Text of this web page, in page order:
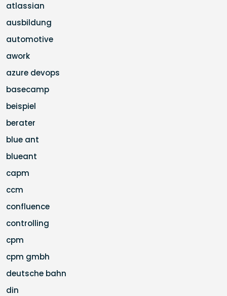
atlassian
ausbildung
automotive
awork
azure devops
basecamp
beispiel
berater
blue ant
blueant
capm
ccm
confluence
controlling
cpm
cpm gmbh
deutsche bahn
din